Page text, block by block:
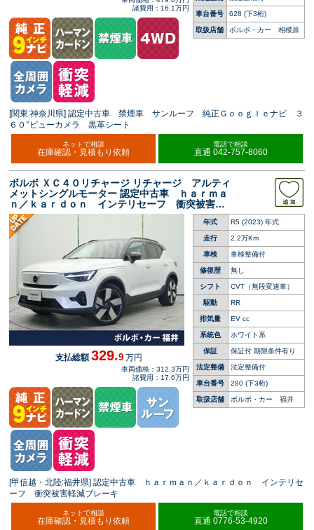
車台番号 628 (下3桁)
取扱店舗 ボルボ・カー 相模原
諸費用：16.1万円
[関東:神奈川県] 認定中古車 禁煙車 サンルーフ 純正Ｇｏｏｇｌｅナビ ３
６０°ビューカメラ 黒革シート
ネットで相談
在庫確認・見積もり依頼
電話で相談
直通 042-757-8060
ボルボ ＸＣ４０リチャージ リチャージ アルティ
メットシングルモーター 認定中古車 ｈａｒｍａ
ｎ／ｋａｒｄｏｎ インテリセーフ 衝突被害軽
減ブレーキ ３６０ビューカメラ パイロットア
シスト レーダークルーズ 純正９インチナビ
禁煙車 シートヒーター メモリー機能付きシー
年式 R5 (2023) 年式
走行 2.2万Km
車検 車検整備付
修復歴 無し
シフト CVT（無段変速車）
駆動 RR
排気量 EV cc
系統色 ホワイト系
保証 保証付 期限条件有り
法定整備 法定整備付
車台番号 280 (下3桁)
取扱店舗 ボルボ・カー 福井
支払総額329.9 万円
車両価格：312.3万円
諸費用：17.6万円
[甲信越・北陸:福井県] 認定中古車 ｈａｒｍａｎ／ｋａｒｄｏｎ インテリセ
ーフ 衝突被害軽減ブレーキ
ネットで相談
在庫確認・見積もり依頼
電話で相談
直通 0776-53-4920